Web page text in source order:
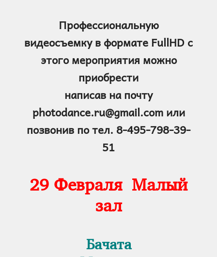
Профессиональную
видеосъемку в формате FullHD с
этого мероприятия можно
приобрести
написав на почту
photodance.ru@gmail.com или
позвонив по тел. 8-495-798-39-
51
29Февраля Малый
зал
Бачата